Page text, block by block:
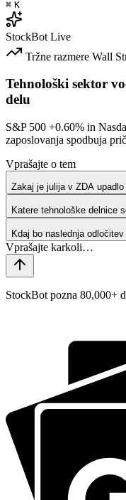
⌘ K
StockBot Live
Tržne razmere Wall
Tehnološki sektor
delu
S&P 500 +0.60% in
zaposlovanja spodbuja
Vprašajte o tem
Zakaj je julija v ZDA
Katere tehnološke delnice
Kdaj bo naslednja
StockBot pozna 80,000+